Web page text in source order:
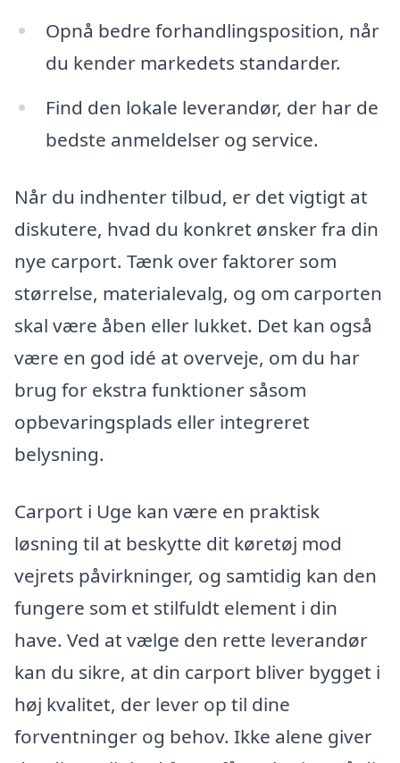
Opnå bedre forhandlingsposition, når
du kender markedets standarder.
Find den lokale leverandør, der har de
bedste anmeldelser og service.
Når du indhenter tilbud, er det vigtigt at
diskutere, hvad du konkret ønsker fra din
nye carport. Tænk over faktorer som
størrelse, materialevalg, og om carporten
skal være åben eller lukket. Det kan også
være en god idé at overveje, om du har
brug for ekstra funktioner såsom
opbevaringsplads eller integreret
belysning.
Carport i Uge kan være en praktisk
løsning til at beskytte dit køretøj mod
vejrets påvirkninger, og samtidig kan den
fungere som et stilfuldt element i din
have. Ved at vælge den rette leverandør
kan du sikre, at din carport bliver bygget i
høj kvalitet, der lever op til dine
forventninger og behov. Ikke alene giver